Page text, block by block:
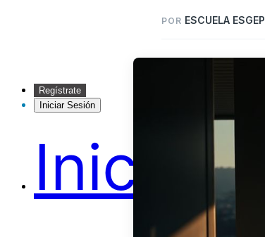
Regístrate
Iniciar Sesión
Inicio
POR ESCUELA ESGEP